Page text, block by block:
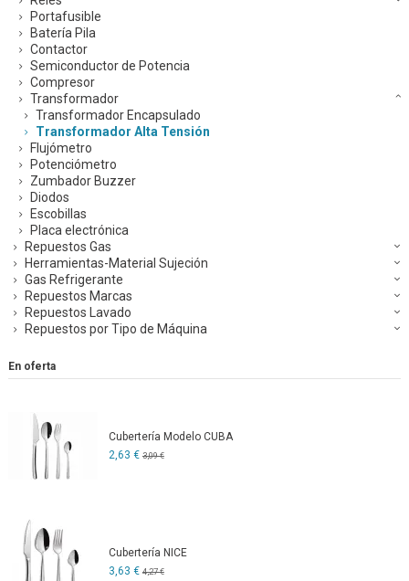
Portafusible
Batería Pila
Contactor
Semiconductor de Potencia
Compresor
Transformador
Transformador Encapsulado
Transformador Alta Tensión
Flujómetro
Potenciómetro
Zumbador Buzzer
Diodos
Escobillas
Placa electrónica
Repuestos Gas
Herramientas-Material Sujeción
Gas Refrigerante
Repuestos Marcas
Repuestos Lavado
Repuestos por Tipo de Máquina
En oferta
Cubertería Modelo CUBA
2,63 € 3,09 €
Cubertería NICE
3,63 € 4,27 €